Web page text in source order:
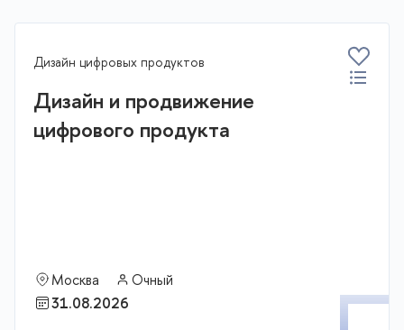
Дизайн цифровых продуктов
Дизайн и продвижение
цифрового продукта
Москва
Очный
31.08.2026